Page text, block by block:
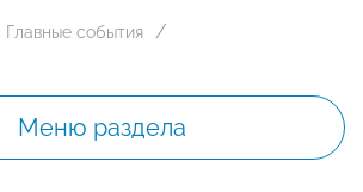
Главные события
Меню раздела